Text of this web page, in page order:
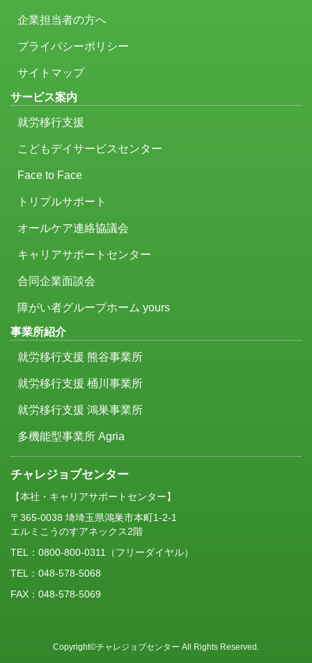
企業担当者の方へ
プライバシーポリシー
サイトマップ
サービス案内
就労移行支援
こどもデイサービスセンター
Face to Face
トリプルサポート
オールケア連絡協議会
キャリアサポートセンター
合同企業面談会
障がい者グループホーム yours
事業所紹介
就労移行支援 熊谷事業所
就労移行支援 桶川事業所
就労移行支援 鴻巣事業所
多機能型事業所 Agria
チャレジョブセンター
【本社・キャリアサポートセンター】
〒365-0038 埼埼玉県鴻巣市本町1-2-1
エルミこうのすアネックス2階
TEL： 0800-800-0311
（フリーダイヤル）
TEL：048-578-5068
FAX：048-578-5069
Copyright©チャレジョブセンター All Rights Reserved.